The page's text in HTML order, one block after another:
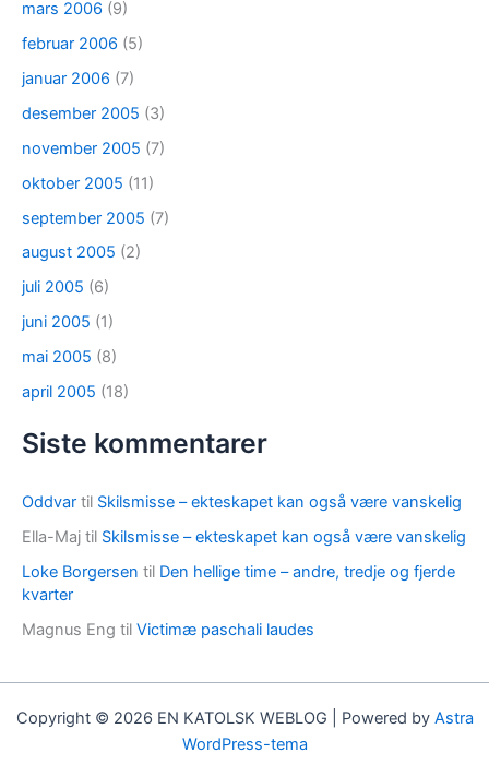
mars 2006 (9)
februar 2006 (5)
januar 2006 (7)
desember 2005 (3)
november 2005 (7)
oktober 2005 (11)
september 2005 (7)
august 2005 (2)
juli 2005 (6)
juni 2005 (1)
mai 2005 (8)
april 2005 (18)
Siste kommentarer
Oddvar til Skilsmisse – ekteskapet kan også være vanskelig
Ella-Maj til Skilsmisse – ekteskapet kan også være vanskelig
Loke Borgersen til Den hellige time – andre, tredje og fjerde
kvarter
Magnus Eng til Victimæ paschali laudes
Copyright © 2026 EN KATOLSK WEBLOG | Powered by Astra
WordPress-tema